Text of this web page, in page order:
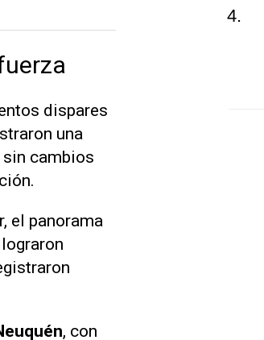
dispares
una
sin cambios
el panorama
, con
4.